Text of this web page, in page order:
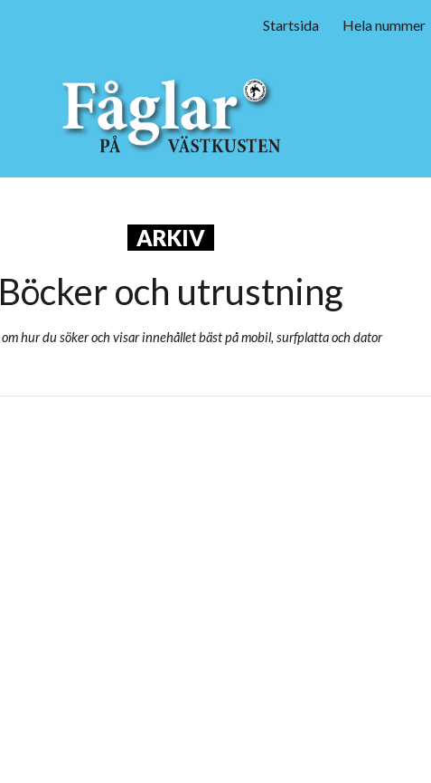
Skip to navigation
Startsida Hela nummer
Böcker och utrustning
hur du söker och visar innehållet bäst på mobil, surfplatta och dator